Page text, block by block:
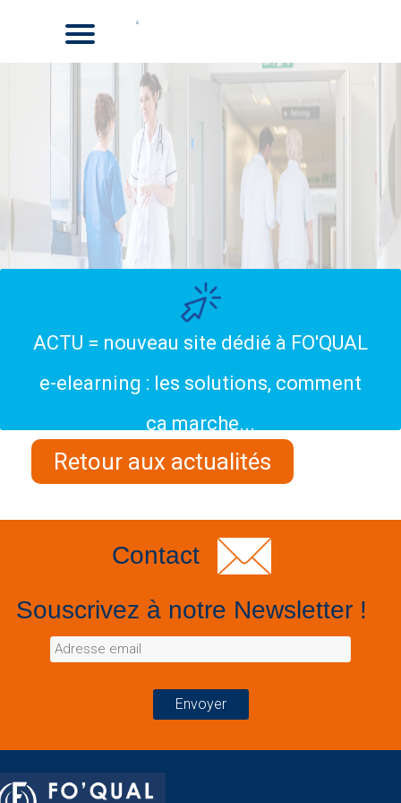
ACTU = nouveau site dédié à FO'QUAL
e-elearning : les solutions, comment
ça marche...
Retour aux actualités
Contact
Souscrivez à notre Newsletter !